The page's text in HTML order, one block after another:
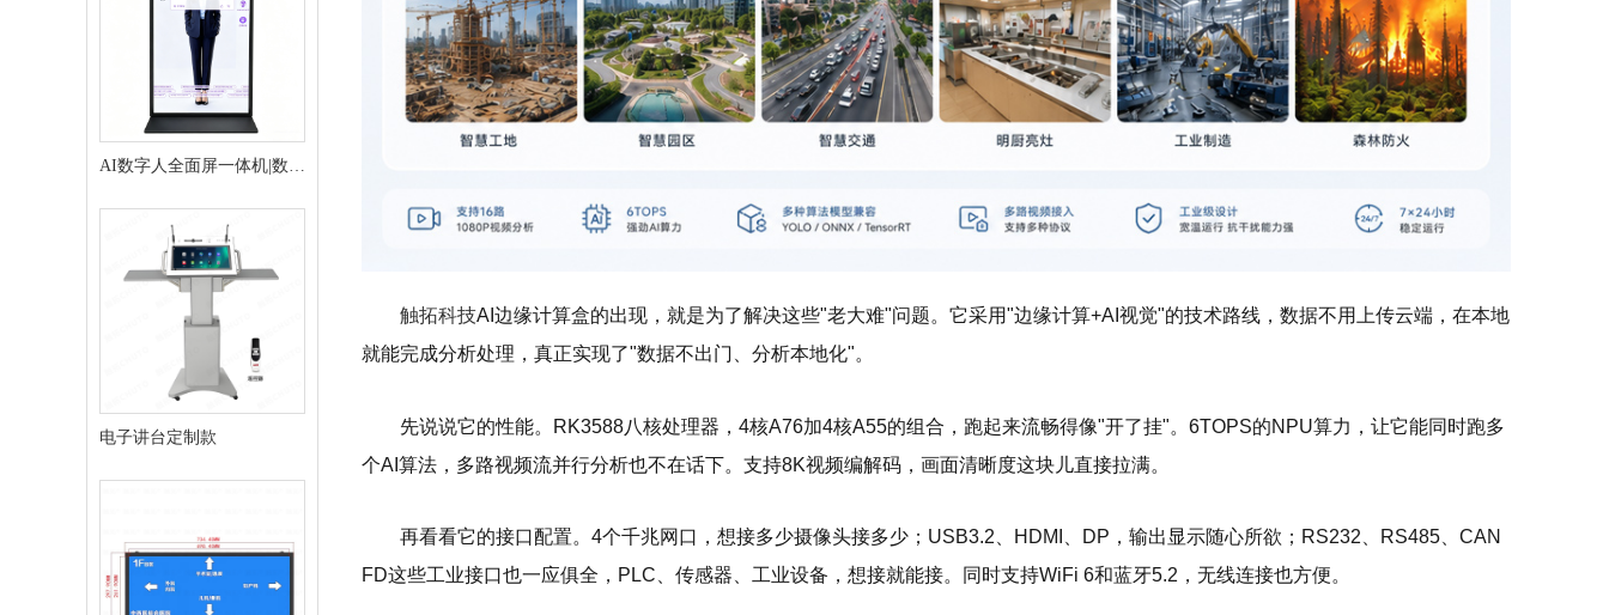
AI数字人全面屏一体机|数字
人交互终端
电子讲台定制款
触拓科技AI边缘计算盒的出现，就是为了解决这些"老大难"问题。它采用"边缘计算+AI视觉"的技术路线，数据不用上传云端，在本地
就能完成分析处理，真正实现了"数据不出门、分析本地化"。
先说说它的性能。RK3588八核处理器，4核A76加4核A55的组合，跑起来流畅得像"开了挂"。6TOPS的NPU算力，让它能同时跑多
个AI算法，多路视频流并行分析也不在话下。支持8K视频编解码，画面清晰度这块儿直接拉满。
再看看它的接口配置。4个千兆网口，想接多少摄像头接多少；USB3.2、HDMI、DP，输出显示随心所欲；RS232、RS485、CAN
FD这些工业接口也一应俱全，PLC、传感器、工业设备，想接就能接。同时支持WiFi 6和蓝牙5.2，无线连接也方便。